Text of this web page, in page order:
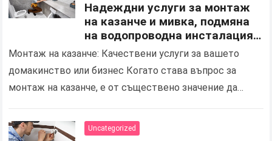
Надеждни услуги за монтаж
на казанче и мивка, подмяна
на водопроводна инсталация
за дома и бизнеса в Шумен
Монтаж на казанче: Качествени услуги за вашето
домакинство или бизнес Когато става въпрос за
монтаж на казанче, е от съществено значение да
която…
Uncategorized